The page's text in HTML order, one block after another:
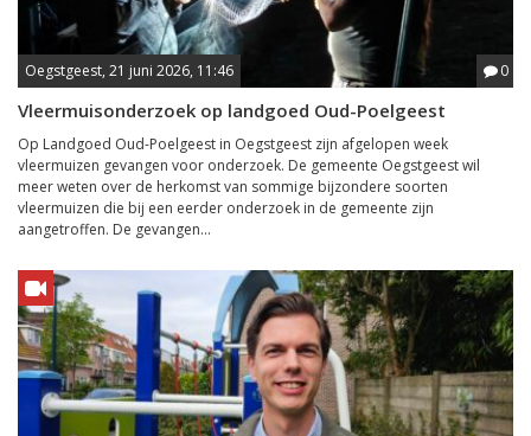
Oegstgeest, 21 juni 2026, 11:46 0
Vleermuisonderzoek op landgoed Oud-Poelgeest
Op Landgoed Oud-Poelgeest in Oegstgeest zijn afgelopen week
vleermuizen gevangen voor onderzoek. De gemeente Oegstgeest wil
meer weten over de herkomst van sommige bijzondere soorten
vleermuizen die bij een eerder onderzoek in de gemeente zijn
aangetroffen. De gevangen...